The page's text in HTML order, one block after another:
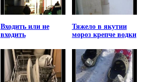
Входить или не
входить
Тяжело в якутии
мороз крепче водки